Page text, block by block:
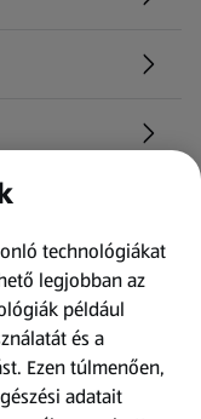
technológiákat
legjobban az
például
és a
Ezen túlmenően,
adatait